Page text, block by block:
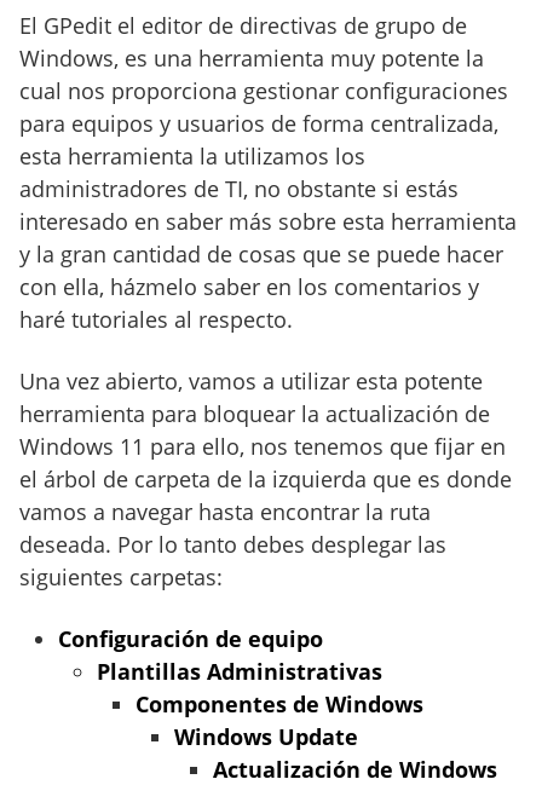
El GPedit el editor de directivas de grupo de
Windows, es una herramienta muy potente la
cual nos proporciona gestionar configuraciones
para equipos y usuarios de forma centralizada,
esta herramienta la utilizamos los
administradores de TI, no obstante si estás
interesado en saber más sobre esta herramienta
y la gran cantidad de cosas que se puede hacer
con ella, házmelo saber en los comentarios y
haré tutoriales al respecto.
Una vez abierto, vamos a utilizar esta potente
herramienta para bloquear la actualización de
Windows 11 para ello, nos tenemos que fijar en
el árbol de carpeta de la izquierda que es donde
vamos a navegar hasta encontrar la ruta
deseada. Por lo tanto debes desplegar las
siguientes carpetas:
Configuración de equipo
Plantillas Administrativas
Componentes de Windows
Windows Update
Actualización de Windows